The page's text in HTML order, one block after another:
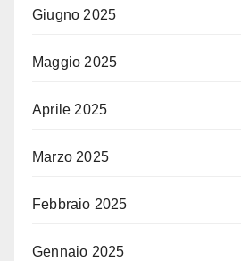
Giugno 2025
Maggio 2025
Aprile 2025
Marzo 2025
Febbraio 2025
Gennaio 2025